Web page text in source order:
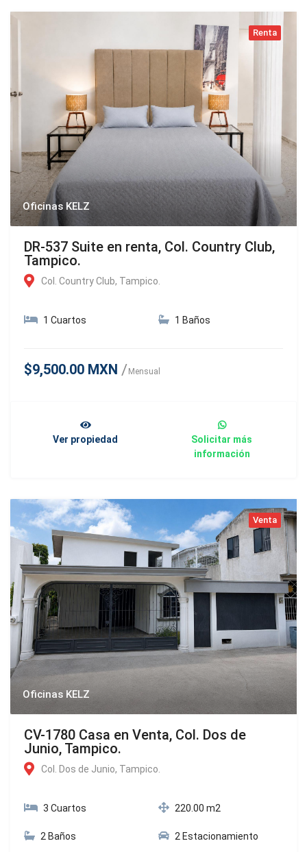
Renta
Oficinas KELZ
DR-537 Suite en renta, Col. Country Club,
Tampico.
Col. Country Club, Tampico.
1 Cuartos 1 Baños
$9,500.00 MXN Mensual
Ver propiedad
Solicitar más
información
Venta
Oficinas KELZ
CV-1780 Casa en Venta, Col. Dos de
Junio, Tampico.
Col. Dos de Junio, Tampico.
3 Cuartos
2 Baños
220.00 m2
2 Estacionamiento